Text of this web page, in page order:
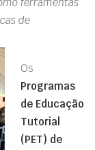
de
Os
Programas
de Educação
Tutorial
(PET) de